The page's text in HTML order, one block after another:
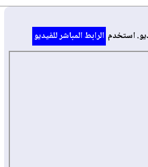
استخدم الرابط المباشر للفيديو